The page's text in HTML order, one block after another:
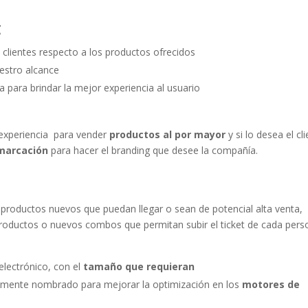
respecto a los productos ofrecidos
alcance
brindar la mejor experiencia al usuario
para vender productos al por mayory si lo desea el
para hacer el branding que desee la compañía.
nuevos que puedan llegar o sean de potencial alta venta,
o nuevos combos que permitan subir el ticket de cada
con el tamaño que requieran
nombrado para mejorar la optimización en los motores de